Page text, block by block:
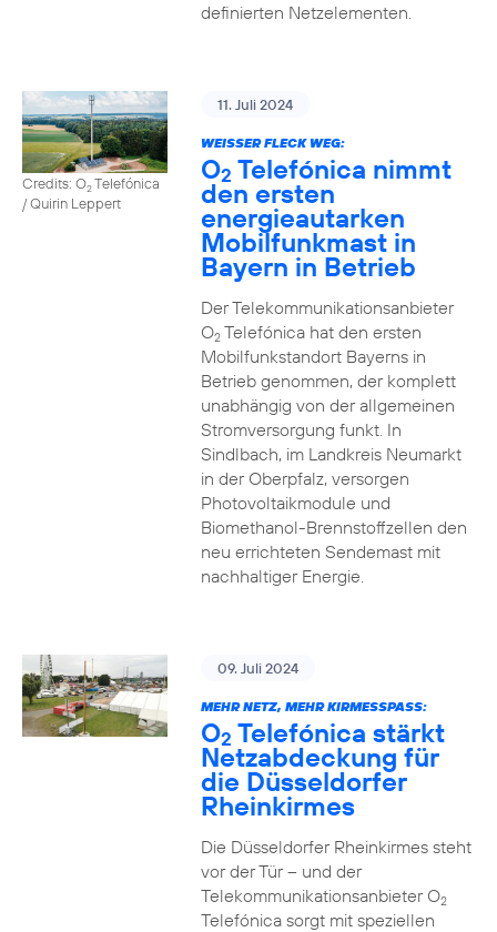
definierten Netzelementen.
Credits: O2Telefónica
/ Quirin Leppert
11. Juli 2024
WEISSER FLECK WEG:
O2 Telefónica nimmt
den ersten
energieautarken
Mobilfunkmast in
Bayern in Betrieb
Der Telekommunikationsanbieter
O2Telefónica hat den ersten
Mobilfunkstandort Bayerns in
Betrieb genommen, der komplett
unabhängig von der allgemeinen
Stromversorgung funkt. In
Sindlbach, im Landkreis Neumarkt
in der Oberpfalz, versorgen
Photovoltaikmodule und
Biomethanol-Brennstoffzellen den
neu errichteten Sendemast mit
nachhaltiger Energie.
09. Juli 2024
MEHR NETZ, MEHR KIRMESSPASS:
O2 Telefónica stärkt
Netzabdeckung für
die Düsseldorfer
Rheinkirmes
Die Düsseldorfer Rheinkirmes steht
vor der Tür – und der
Telekommunikationsanbieter O2
Telefónica sorgt mit speziellen